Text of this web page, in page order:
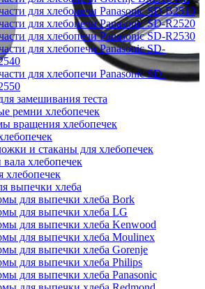
для хлебопечи Panasonic SD-B2510
для хлебопечи Panasonic SD-R2520
для хлебопечи Panasonic SD-R2530
для хлебопечи Panasonic SD-
для хлебопечи Panasonic SD-
замешивания теста
ремни хлебопечек
вращения хлебопечек
и стаканы для хлебопечек
хлебопечек
выпечки хлеба
для выпечки хлеба Bork
для выпечки хлеба LG
для выпечки хлеба Kenwood
для выпечки хлеба Moulinex
для выпечки хлеба Gorenje
для выпечки хлеба Philips
для выпечки хлеба Panasonic